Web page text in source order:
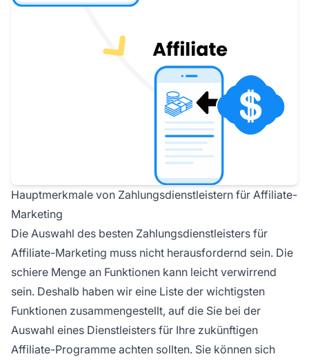
Hauptmerkmale von Zahlungsdienstleistern für Affiliate-
Marketing
Die Auswahl des besten Zahlungsdienstleisters für
Affiliate-Marketing muss nicht herausfordernd sein. Die
schiere Menge an Funktionen kann leicht verwirrend
sein. Deshalb haben wir eine Liste der wichtigsten
Funktionen zusammengestellt, auf die Sie bei der
Auswahl eines Dienstleisters für Ihre zukünftigen
Affiliate-Programme achten sollten. Sie können sich